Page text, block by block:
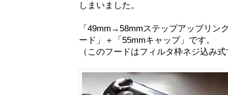
しまいました。
「49mm→58mmステップアップリン
ード」＋「55mmキャップ」です。
（このフードはフィルタ枠ネジ込み